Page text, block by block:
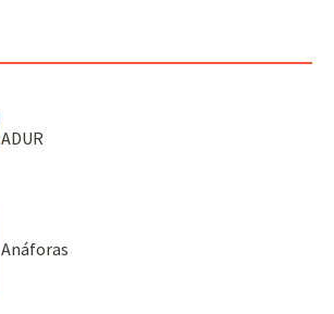
ADUR
Anáforas